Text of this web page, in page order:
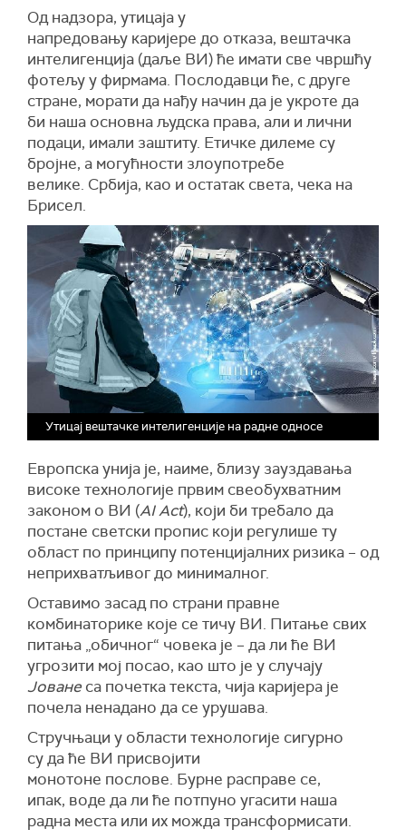
Од надзорa, утицаја у
напредовању каријере до отказа, вештачка
интелигенција (даље ВИ) ће имати све чвршћу
фотељу у фирмама. Послодавци ће, с друге
стране, морати да нађу начин да је укроте да
би наша основна људска права, али и лични
подаци, имали заштиту. Етичке дилеме су
бројне, а могућности злоупотребе
велике. Србија, као и остатак света, чека на
Брисел.
Утицај вештачке интелигенције на радне односе
Европска унија је, наиме, близу зауздавања
високе технологије првим свеобухватним
законом о ВИ (AI Act), који би требало да
постане светски пропис који регулише ту
област по принципу потенцијалних ризика – од
неприхватљивог до минималног.
Оставимо засад по страни правне
комбинаторике које се тичу ВИ. Питање свих
питања „обичног“ човека је – да ли ће ВИ
угрозити мој посао, као што је у случају
Јованеса почетка текста, чија каријера је
почела ненадано да се урушава.
Стручњаци у области технологије сигурно
су да ће ВИ присвојити
монотоне послове. Бурне расправе се,
ипак, воде да ли ће потпуно угасити наша
радна места или их можда трансформисати.